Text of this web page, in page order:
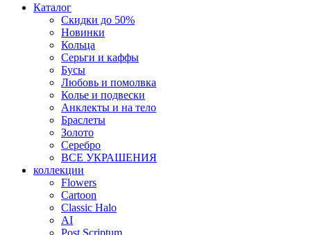
Каталог
Скидки до 50%
Новинки
Кольца
Серьги и каффы
Бусы
Любовь и помолвка
Колье и подвески
Анклекты и на тело
Браслеты
Золото
Серебро
ВСЕ УКРАШЕНИЯ
коллекции
Flowers
Cartoon
Classic Halo
AI
Post Scriptum